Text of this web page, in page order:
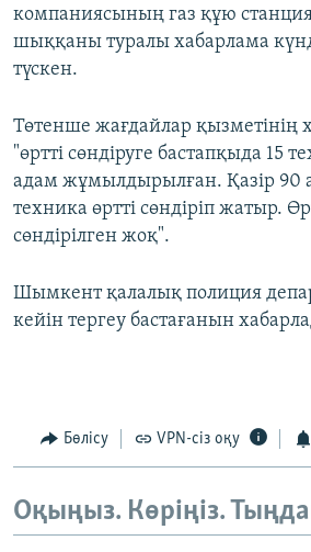
компаниясының газ құю
шыққаны туралы хабарлама
түскен.
Төтенше жағдайлар қызметінің
"өртті сөндіруге бастапқыда 15
адам жұмылдырылған. Қазір 90
техника өртті сөндіріп жатыр.
сөндірілген жоқ".
Шымкент қалалық полиция
кейін тергеу бастағанын
Бөлісу VPN-сіз оқу
Оқыңыз. Көріңіз.